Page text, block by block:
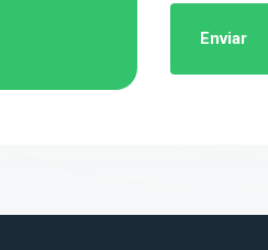
Enviar